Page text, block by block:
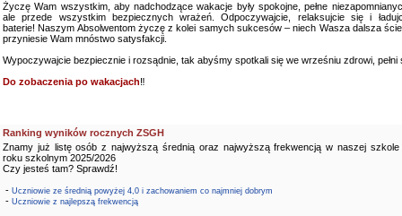
Życzę Wam wszystkim, aby nadchodzące wakacje były spokojne, pełne
ale przede wszystkim bezpiecznych wrażeń. Odpoczywajcie, relaksujcie się i
baterie! Naszym Absolwentom życzę z kolei samych sukcesów – niech Wasza dalsza
przyniesie Wam mnóstwo satysfakcji.
Wypoczywajcie bezpiecznie i rozsądnie, tak abyśmy spotkali się we wrześniu zdrowi, pełni
Do zobaczenia po wakacjach‼️
Ranking wyników rocznych ZSGH
Znamy już listę osób z najwyższą średnią oraz najwyższą frekwencją w naszej szkole
roku szkolnym 2025/2026
Czy jesteś tam? Sprawdź!
- Uczniowie ze średnią powyżej 4,0 i zachowaniem co najmniej dobrym
- Uczniowie z najlepszą frekwencją